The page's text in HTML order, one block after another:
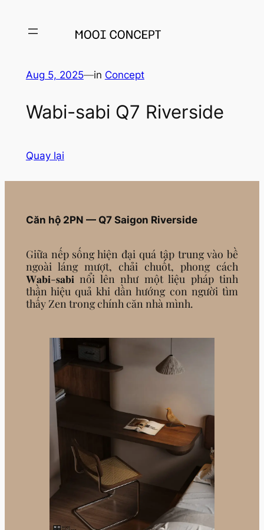
Aug 5, 2025—in Concept
Wabi-sabi Q7 Riverside
Quay lại
Căn hộ 2PN — Q7 Saigon Riverside
Giữa nếp sống hiện đại quá tập trung vào bề
ngoài láng mượt, chải chuốt, phong cách
𝐖𝐚𝐛𝐢-𝐬𝐚𝐛𝐢 nổi lên như một liệu pháp tinh
thần hiệu quả khi dần hướng con người tìm
thấy Zen trong chính căn nhà mình.